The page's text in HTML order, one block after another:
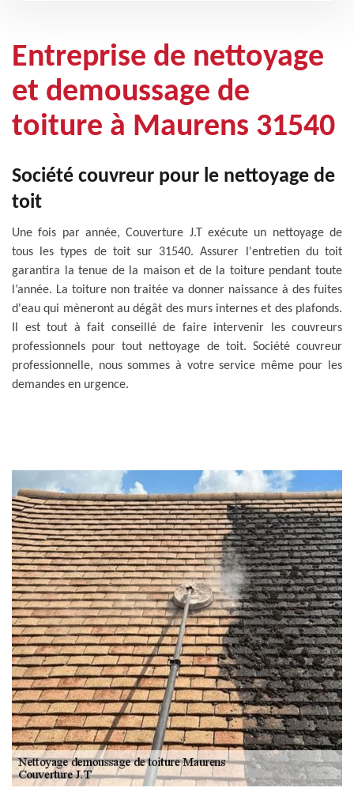
Entreprise de nettoyage
et demoussage de
toiture à Maurens 31540
Société couvreur pour le nettoyage de
toit
Une fois par année, Couverture J.T exécute un nettoyage de
tous les types de toit sur 31540. Assurer l'entretien du toit
garantira la tenue de la maison et de la toiture pendant toute
l’année. La toiture non traitée va donner naissance à des fuites
d'eau qui mèneront au dégât des murs internes et des plafonds.
Il est tout à fait conseillé de faire intervenir les couvreurs
professionnels pour tout nettoyage de toit. Société couvreur
professionnelle, nous sommes à votre service même pour les
demandes en urgence.